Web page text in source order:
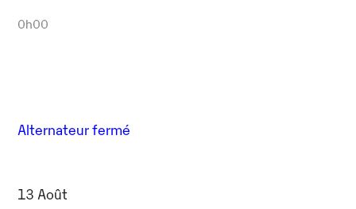
0h00
Alternateur fermé
13 Août